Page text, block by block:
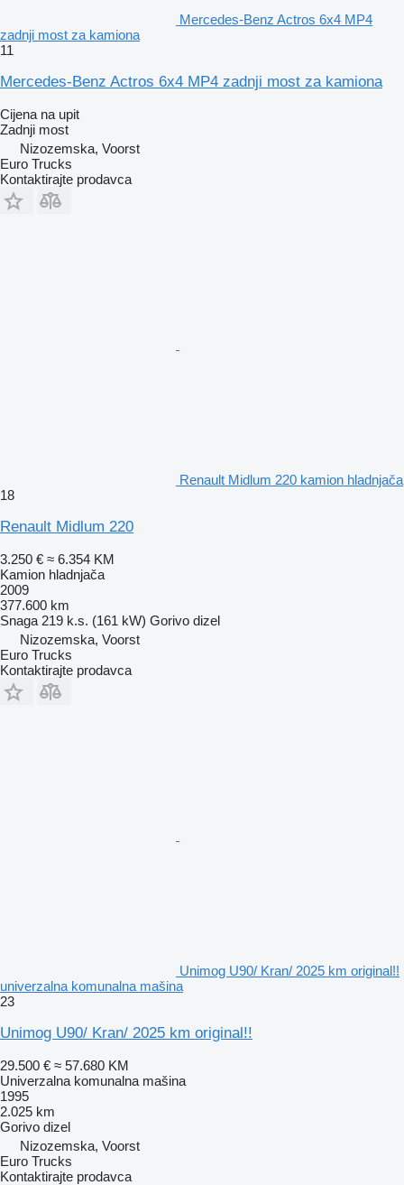
Mercedes-Benz Actros 6x4 MP4
zadnji most za kamiona
11
Mercedes-Benz Actros 6x4 MP4 zadnji most za kamiona
Cijena na upit
Zadnji most
Nizozemska, Voorst
Euro Trucks
Kontaktirajte prodavca
Renault Midlum 220 kamion hladnjača
18
Renault Midlum 220
3.250 € ≈ 6.354 KM
Kamion hladnjača
2009
377.600 km
Snaga 219 k.s. (161 kW) Gorivo dizel
Nizozemska, Voorst
Euro Trucks
Kontaktirajte prodavca
Unimog U90/ Kran/ 2025 km original!!
univerzalna komunalna mašina
23
Unimog U90/ Kran/ 2025 km original!!
29.500 € ≈ 57.680 KM
Univerzalna komunalna mašina
1995
2.025 km
Gorivo dizel
Nizozemska, Voorst
Euro Trucks
Kontaktirajte prodavca